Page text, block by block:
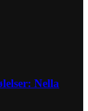
Nella